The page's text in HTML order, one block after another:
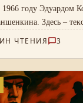
году Эдуардом
Здесь –
ЧТЕНИЯ 3